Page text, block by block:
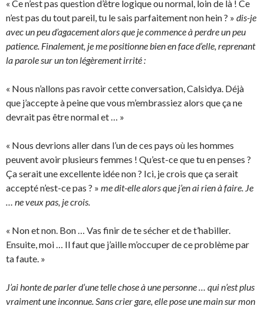
« Ce n’est pas question d’être logique ou normal, loin de là ! Ce
n’est pas du tout pareil, tu le sais parfaitement non hein ? » dis-je
avec un peu d’agacement alors que je commence à perdre un peu
patience. Finalement, je me positionne bien en face d’elle, reprenant
la parole sur un ton légèrement irrité :
« Nous n’allons pas ravoir cette conversation, Calsidya. Déjà
que j’accepte à peine que vous m’embrassiez alors que ça ne
devrait pas être normal et … »
« Nous devrions aller dans l’un de ces pays où les hommes
peuvent avoir plusieurs femmes ! Qu’est-ce que tu en penses ?
Ça serait une excellente idée non ? Ici, je crois que ça serait
accepté n’est-ce pas ? » me dit-elle alors que j’en ai rien à faire. Je
… ne veux pas, je crois.
« Non et non. Bon … Vas finir de te sécher et de t’habiller.
Ensuite, moi … Il faut que j’aille m’occuper de ce problème par
ta faute. »
J’ai honte de parler d’une telle chose à une personne … qui n’est plus
vraiment une inconnue. Sans crier gare, elle pose une main sur mon